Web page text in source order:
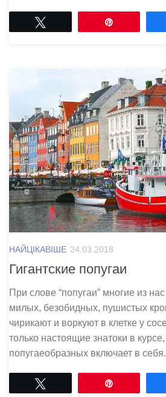
НАЙЦІКАВІШЕ 24.03.2018
Гигантские попугаи
При слове “попугаи” многие из
милых, безобидных, пушистых
чирикают и воркуют в клетке у
только настоящие знатоки в
попугаеобразных включает в